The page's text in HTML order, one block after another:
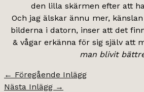
den lilla skärmen efter att
Och jag älskar ännu mer,
bilderna i datorn, inser att det
& vågar erkänna för sig själv att
man blivit
← Föregående Inlägg
Nästa Inlägg →